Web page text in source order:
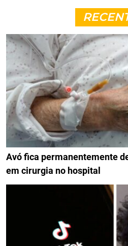
Avó fica permanentemente
em cirurgia no hospital